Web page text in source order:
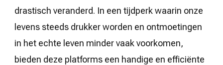
drastisch veranderd. In een tijdperk waarin onze
levens steeds drukker worden en ontmoetingen
in het echte leven minder vaak voorkomen,
bieden deze platforms een handige en efficiënte